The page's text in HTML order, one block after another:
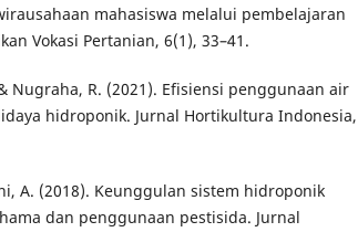
mahasiswa melalui pembelajaran
Vokasi Pertanian, 6(1), 33–41.
Nugraha, R. (2021). Efisiensi penggunaan air
hidroponik. Jurnal Hortikultura Indonesia,
A. (2018). Keunggulan sistem hidroponik
dan penggunaan pestisida. Jurnal